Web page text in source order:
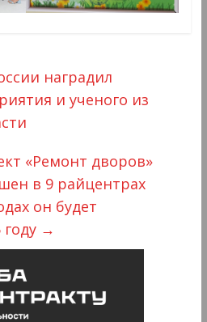
наградил
и ученого из
«Ремонт дворов»
в 9 райцентрах
он будет
→